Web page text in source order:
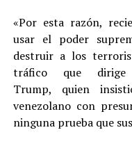
«Por esta razón,
usar el poder
destruir a los
tráfico que dirige
Trump, quien
venezolano con
ninguna prueba que